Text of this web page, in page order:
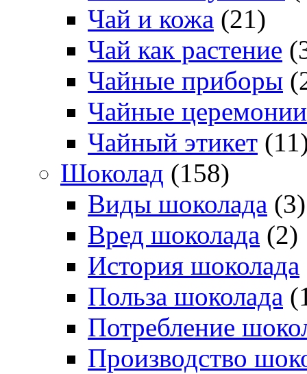
Чай и кожа (21)
Чай как растение
Чайные приборы
Чайные церемонии
Чайный этикет
Шоколад (158)
Виды шоколада (3)
Вред шоколада (2)
История шоколада
Польза шоколада
Потребление
Производство